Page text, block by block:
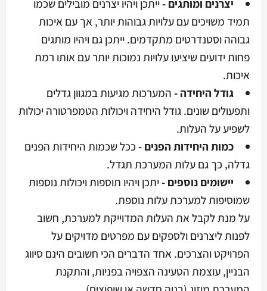
יצרנים ומותגים -ייתכן ויהיו יצרנים מובילים שכמו
תמיד משויכים עם עלויות גבוהות יותר, אך עם איכות
גבוהה וסטנדרטים מתקדמים. ייתכן גם ויהיו מותגים
פחות ידועים שיציעו עלויות נמוכות יותר עם אותו רמת
איכות.
גודל היחידה -המערכות מגיעות במגוון גדלים
ותפעולים שונים. גודל היחידה ויכולות הטמפרטורה יכולות
לשפיע על העלות.
כמות היחידות הפנים -ככל שכמות היחידות הפנים
גדלה, כך גם עלות המערכת תגדל.
יישומים נוספים -יתכן ויהיו תוספות ויכולות נוספות
שמוסיפות למערכת עלות נוספת.
על מנת לקבל את העלות המדוייקת למערכת, חשוב
לפנות ליצרנים ולספקים עם מפרטים מדויקים על
הפרויקט והצרכים. אחד הדברים הכי חשובים הינם סיווג
הבניין, עוצמת הטעינה הצפויה בפניות, והתקנת